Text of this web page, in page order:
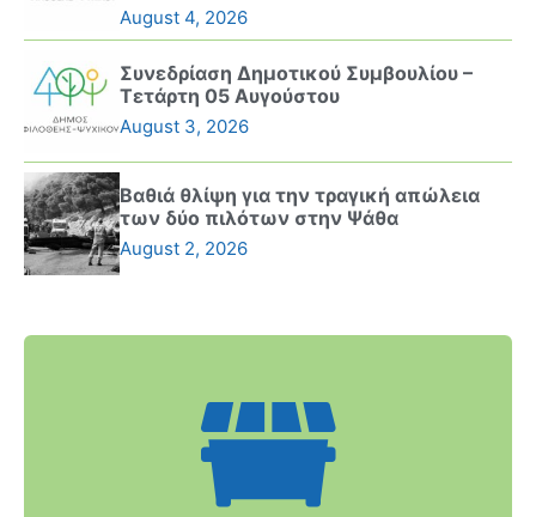
August 4, 2026
Συνεδρίαση Δημοτικού Συμβουλίου –
Τετάρτη 05 Αυγούστου
August 3, 2026
Βαθιά θλίψη για την τραγική απώλεια
των δύο πιλότων στην Ψάθα
August 2, 2026